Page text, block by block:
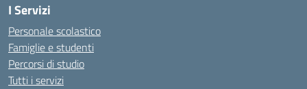
I Servizi
Personale scolastico
Famiglie e studenti
Percorsi di studio
Tutti i servizi